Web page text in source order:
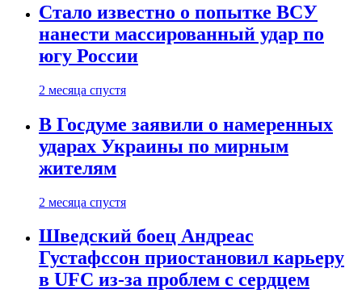
Стало известно о попытке ВСУ
нанести массированный удар по
югу России
2 месяца спустя
В Госдуме заявили о намеренных
ударах Украины по мирным
жителям
2 месяца спустя
Шведский боец Андреас
Густафссон приостановил карьеру
в UFC из-за проблем с сердцем